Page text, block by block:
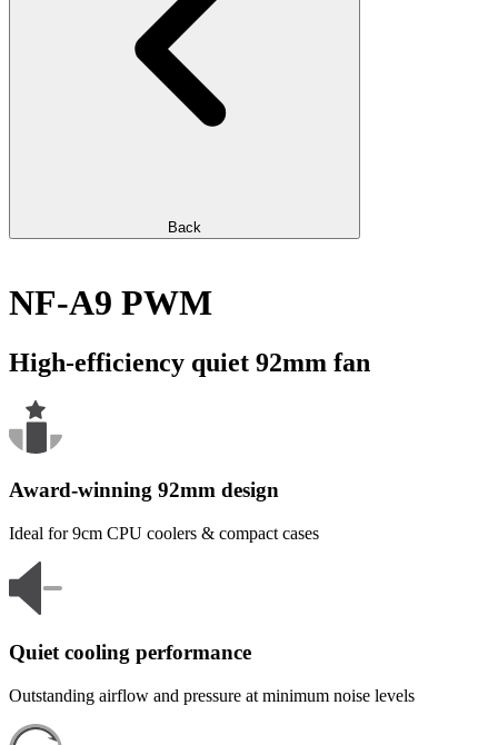
Back
NF-A9 PWM
High-efficiency quiet 92mm fan
Award-winning 92mm design
Ideal for 9cm CPU coolers & compact cases
Quiet cooling performance
Outstanding airflow and pressure at minimum noise levels